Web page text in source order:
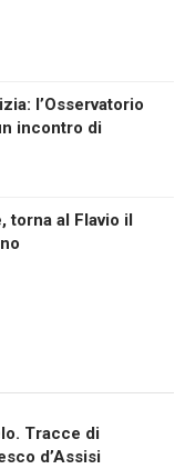
l’Osservatorio
incontro di
torna al Flavio il
Tracce di
d’Assisi